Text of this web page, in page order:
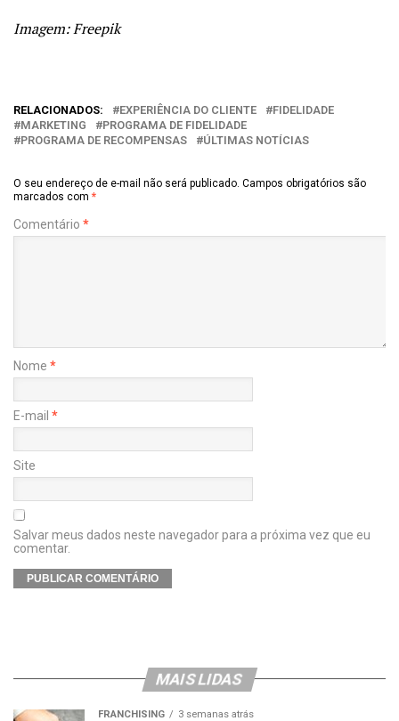
Imagem: Freepik
RELACIONADOS: EXPERIÊNCIA DO CLIENTE
FIDELIDADE
MARKETING
PROGRAMA DE FIDELIDADE
PROGRAMA DE RECOMPENSAS
ÚLTIMAS NOTÍCIAS
O seu endereço de e-mail não será publicado. Campos obrigatórios são
marcados com *
Comentário *
Nome *
E-mail *
Site
Salvar meus dados neste navegador para a próxima vez que eu
comentar.
MAIS LIDAS
FRANCHISING 3 semanas atrás